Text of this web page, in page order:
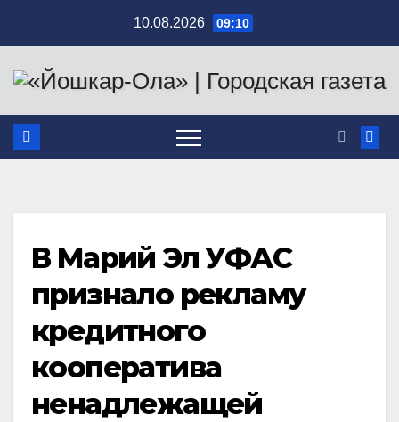
содержимому
10.08.2026 09:10
В Марий Эл УФАС
признало рекламу
кредитного
кооператива
ненадлежащей